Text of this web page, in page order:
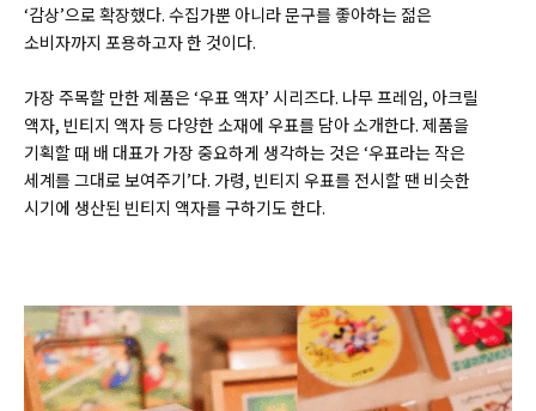
‘감상’으로 확장했다. 수집가뿐 아니라 문구를 좋아하는 젊은
소비자까지 포용하고자 한 것이다.
가장 주목할 만한 제품은 ‘우표 액자’ 시리즈다. 나무 프레임, 아크릴
액자, 빈티지 액자 등 다양한 소재에 우표를 담아 소개한다. 제품을
기획할 때 배 대표가 가장 중요하게 생각하는 것은 ‘우표라는 작은
세계를 그대로 보여주기’다. 가령, 빈티지 우표를 전시할 땐 비슷한
시기에 생산된 빈티지 액자를 구하기도 한다.